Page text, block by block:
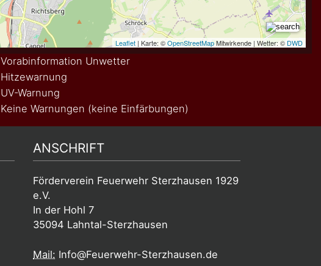
Vorabinformation Unwetter
Hitzewarnung
UV-Warnung
Keine Warnungen (keine Einfärbungen)
ANSCHRIFT
Förderverein Feuerwehr Sterzhausen 1929
e.V.
In der Hohl 7
35094 Lahntal-Sterzhausen
Mail: Info@Feuerwehr-Sterzhausen.de